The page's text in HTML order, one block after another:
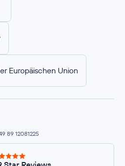
Europäischen Union
89 12081225